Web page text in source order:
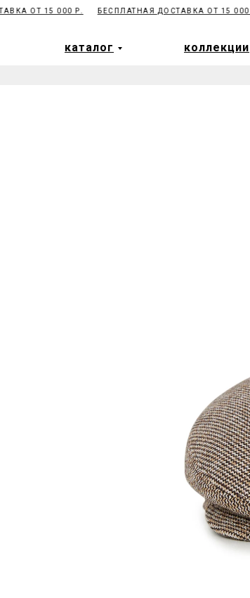
ОТ 15 000 Р. БЕСПЛАТНАЯ ДОСТАВКА ОТ 15 000 Р.
каталог коллекции
каталог коллекции